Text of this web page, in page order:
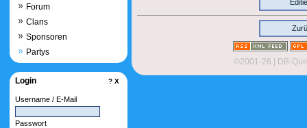
©2001-26 | DB-
Forum
Clans
Sponsoren
Partys
Login ? X
Username / E-Mail
Passwort